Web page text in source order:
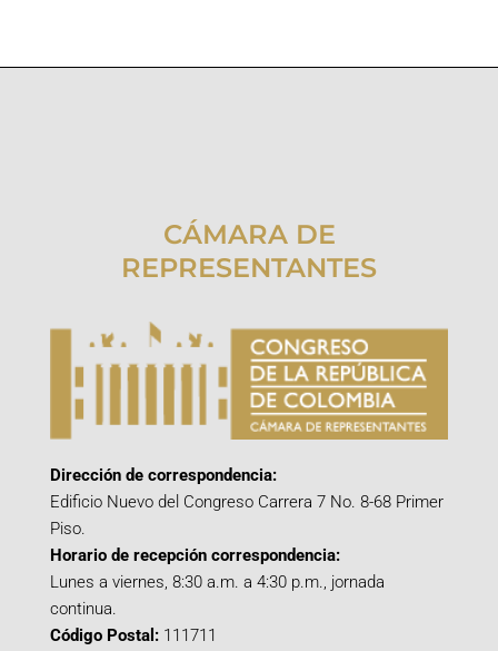
CÁMARA DE
REPRESENTANTES
Dirección de correspondencia:
Edificio Nuevo del Congreso Carrera 7 No. 8-68 Primer
Piso.
Horario de recepción correspondencia:
Lunes a viernes, 8:30 a.m. a 4:30 p.m., jornada
continua.
Código Postal: 111711